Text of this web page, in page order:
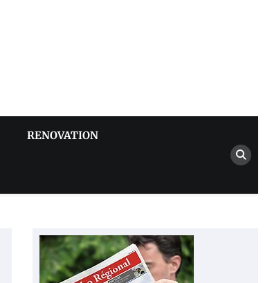
RENOVATION